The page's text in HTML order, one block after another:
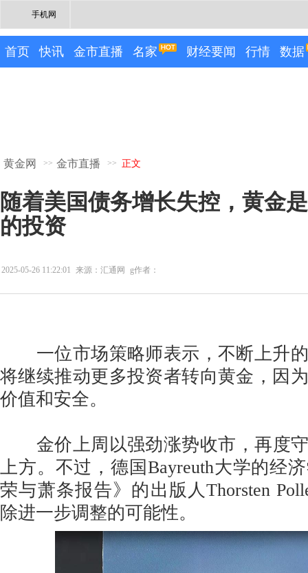
手机网
首页 快讯 金市直播 名家 财经要闻 行情 数据
黄金网 >> 金市直播 >> 正文
随着美国债务增长失控，黄金
的投资
2025-05-26 11:22:01 来源：汇通网 g作者：
一位市场策略师表示，不断上升的
将继续推动更多投资者转向黄金，因
价值和安全。
金价上周以强劲涨势收市，再度守
上方。不过，德国Bayreuth大学的经
荣与萧条报告》的出版人Thorsten
除进一步调整的可能性。